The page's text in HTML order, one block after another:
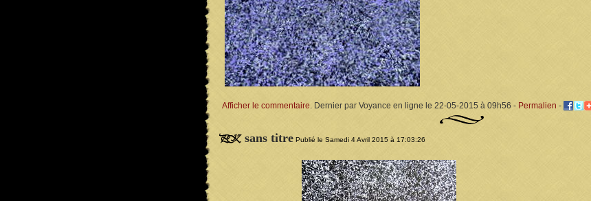
Afficher le commentaire. Dernier par Voyance en ligne le 22-05-2015 à 09h56 - Permalien -
sans titre Publié le Samedi 4 Avril 2015 à 17:03:26